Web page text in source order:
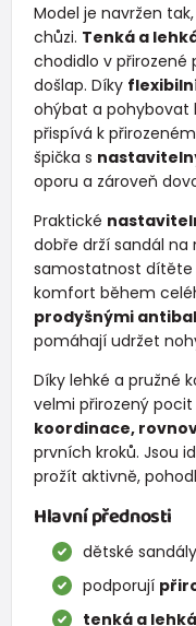
Model je navržen
chůzi. Tenká a
chodidlo v přirozené
došlap. Díky
ohýbat a pohybovat
přispívá k
špička s
oporu a zároveň
Praktické
dobře drží sandál na
samostatnost dítěte
komfort během
prodyšnými
pomáhají udržet
Díky lehké a pružné
velmi přirozený
koordinace,
prvních kroků. Jsou
prožít aktivně,
Hlavní přednosti
dětské
podporují
tenká a